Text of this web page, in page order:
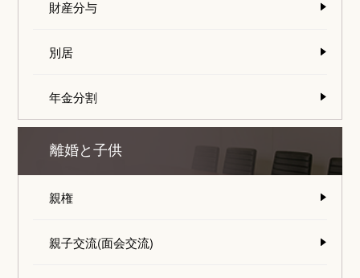
財産分与
別居
年金分割
離婚と子供
親権
親子交流(面会交流)